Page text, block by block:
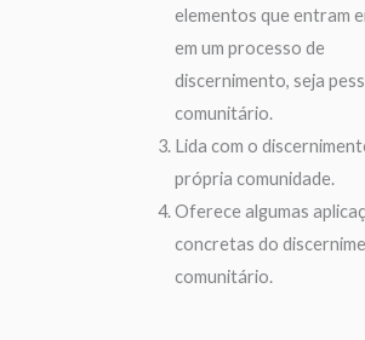
elementos que entram
em um processo de
discernimento, seja
comunitário.
Lida com o
própria comunidade.
Oferece algumas
concretas do
comunitário.